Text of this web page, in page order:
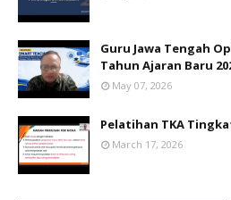
Guru Jawa Tengah
Tahun Ajaran Baru
May 07, 2026
Pelatihan TKA
March 17, 2026